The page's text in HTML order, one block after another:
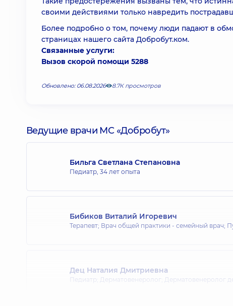
своими действиями только навредить
Более подробно о том, почему люди падают в
страницах нашего сайта Добробут.ком.
Связанные услуги:
Вызов скорой помощи 5288
Обновлено: 06.08.2026 8.7К просмотров
Ведущие врачи МС «Добробут»
Бильга Светлана Степановна
Педиатр, 34 лет опыта
Бибиков Виталий Игоревич
Терапевт; Врач общей практики - семейный врач;
Дец Наталия Дмитриевна
Педиатр; Дерматовенеролог; Дерматовенеролог